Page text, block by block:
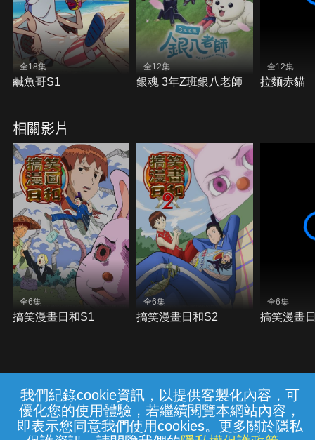
我們紀錄cookie資訊，以提供客製化內容，可
優化您的使用體驗，若繼續閱覽本網站內容，
即表示您同意我們使用cookies。更多關於隱私
全18集
鹹魚哥S1
全12集
銀魂 3年Z班銀八老師
全12集
拉麵赤貓
相關影片
全6集
搞笑漫畫日和S1
全6集
搞笑漫畫日和S2
全6集
搞笑漫畫
常見問題 線上客服 服務條款 隱私權保護
{{notifyMsg}}